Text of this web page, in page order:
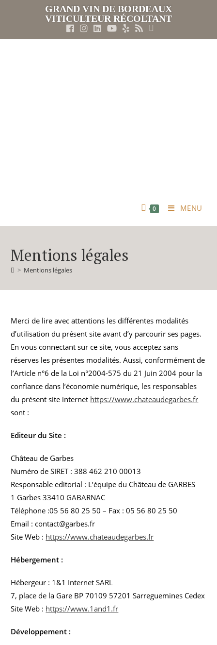
GRAND VIN DE BORDEAUX
VITICULTEUR RÉCOLTANT
0 MENU
Mentions légales
> Mentions légales
Merci de lire avec attentions les différentes modalités
d’utilisation du présent site avant d’y parcourir ses pages.
En vous connectant sur ce site, vous acceptez sans
réserves les présentes modalités. Aussi, conformément de
l’Article n°6 de la Loi n°2004-575 du 21 Juin 2004 pour la
confiance dans l’économie numérique, les responsables
du présent site internet https://www.chateaudegarbes.fr
sont :
Editeur du Site :
Château de Garbes
Numéro de SIRET : 388 462 210 00013
Responsable editorial : L’équipe du Château de GARBES
1 Garbes 33410 GABARNAC
Téléphone :05 56 80 25 50 – Fax : 05 56 80 25 50
Email : contact@garbes.fr
Site Web : https://www.chateaudegarbes.fr
Hébergement :
Hébergeur : 1&1 Internet SARL
7, place de la Gare BP 70109 57201 Sarreguemines Cedex
Site Web : https://www.1and1.fr
Développement :